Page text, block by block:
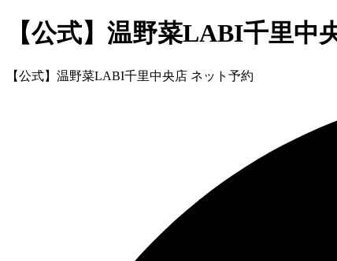
【公式】温野菜LABI千里中
【公式】温野菜LABI千里中央店 ネット予約